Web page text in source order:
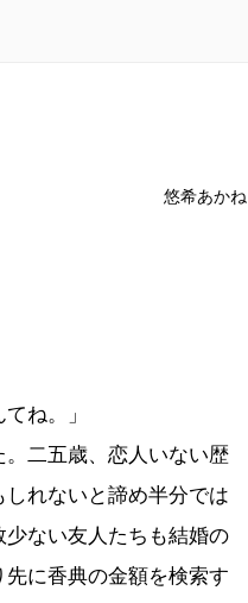
悠希あかね
ね。」
二五歳、恋人いない歴
れないと諦め半分では
ない友人たちも結婚の
に香典の金額を検索す